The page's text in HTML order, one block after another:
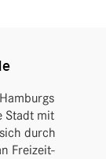
Stadt mit
durch
Frei­zeit­